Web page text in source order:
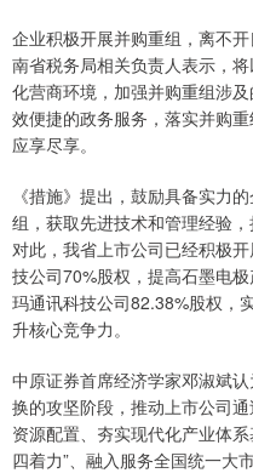
企业积极开展并购重组，离不
南省税务局相关负责人表示，
化营商环境，加强并购重组涉
效便捷的政务服务，落实并购
应享尽享。
《措施》提出，鼓励具备实力
组，获取先进技术和管理经验，
对此，我省上市公司已经积极
技公司70%股权，提高石墨电
玛通讯科技公司82.38%股权，
升核心竞争力。
中原证券首席经济学家邓淑斌
换的攻坚阶段，推动上市公司
资源配置、夯实现代化产业体
四着力”、融入服务全国统一大市